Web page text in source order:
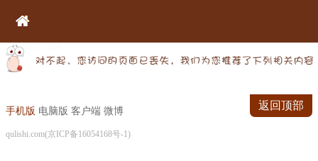
手机版 电脑版 客户端 微博
qulishi.com(京ICP备16054168号-1)
返回顶部